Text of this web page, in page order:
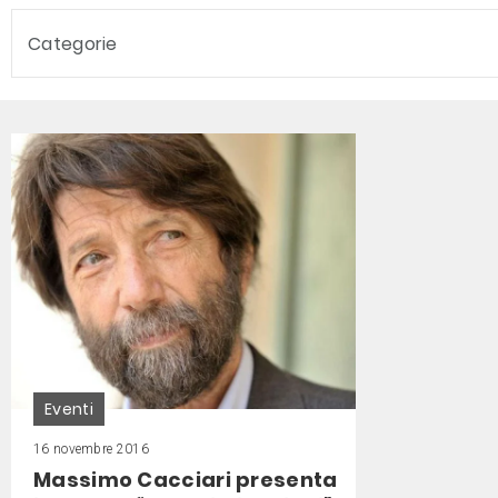
Categorie
Eventi
16 novembre 2016
Massimo Cacciari presenta